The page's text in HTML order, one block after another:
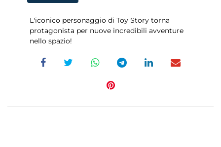
L'iconico personaggio di Toy Story torna
protagonista per nuove incredibili avventure
nello spazio!